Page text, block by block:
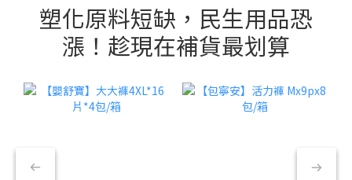
塑化原料短缺，民生用品恐
漲！趁現在補貨最划算